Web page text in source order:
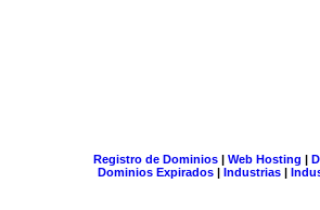
Registro de Dominios| Web Hosting |
Dominios Expirados | Industrias |